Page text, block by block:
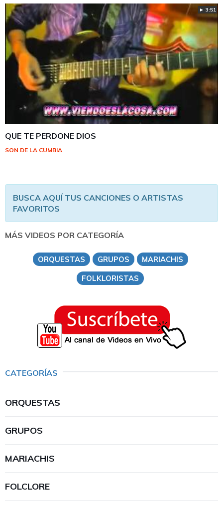
► 3:51
QUE TE PERDONE DIOS
SON DE LA CUMBIA
BUSCA AQUÍ TUS CANCIONES O ARTISTAS
FAVORITOS
MÁS VIDEOS POR CATEGORÍA
ORQUESTAS GRUPOS
MARIACHIS
FOLKLORISTAS
CATEGORÍAS
ORQUESTAS
GRUPOS
MARIACHIS
FOLCLORE